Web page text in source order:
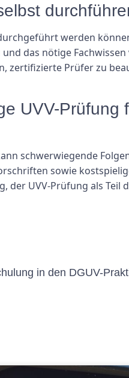
werden
das nötige
zertifizierte Prüfer zu
UVV-Prüfung
schwerwiegende
sowie
der UVV-Prüfung als Teil